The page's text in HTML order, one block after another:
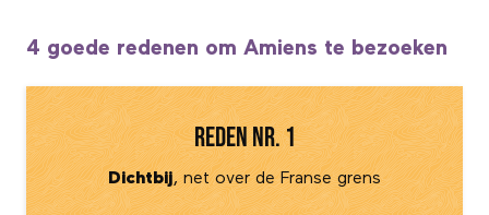
4 goede redenen om Amiens te bezoeken
Reden nr. 1
Dichtbij, net over de Franse grens